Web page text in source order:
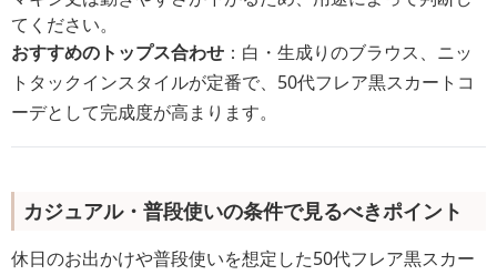
てください。
おすすめのトップス合わせ ：白・生成りのブラウス、ニッ
トタックインスタイルが定番で、50代フレア黒スカートコ
ーデとして完成度が高まります。
カジュアル・普段使いの条件で見るべきポイント
休日のお出かけや普段使いを想定した50代フレア黒スカー